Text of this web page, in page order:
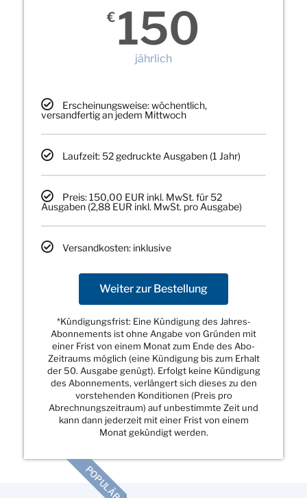
€ 150
jährlich
Erscheinungsweise: wöchentlich,
versandfertig an jedem Mittwoch
Laufzeit: 52 gedruckte Ausgaben (1 Jahr)
Preis: 150,00 EUR inkl. MwSt. für 52
Ausgaben (2,88 EUR inkl. MwSt. pro Ausgabe)
Versandkosten: inklusive
Weiter zur Bestellung
*Kündigungsfrist: Eine Kündigung des Jahres-
Abonnements ist ohne Angabe von Gründen mit
einer Frist von einem Monat zum Ende des Abo-
Zeitraums möglich (eine Kündigung bis zum Erhalt
der 50. Ausgabe genügt). Erfolgt keine Kündigung
des Abonnements, verlängert sich dieses zu den
vorstehenden Konditionen (Preis pro
Abrechnungszeitraum) auf unbestimmte Zeit und
kann dann jederzeit mit einer Frist von einem
Monat gekündigt werden.
POPULÄR